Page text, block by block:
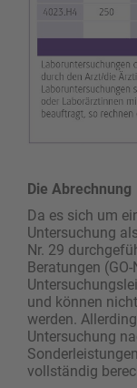
Die Abrechnung
Da es sich um
Untersuchung
Nr. 29
Beratungen
und können
werden.
Untersuchung
vollständig